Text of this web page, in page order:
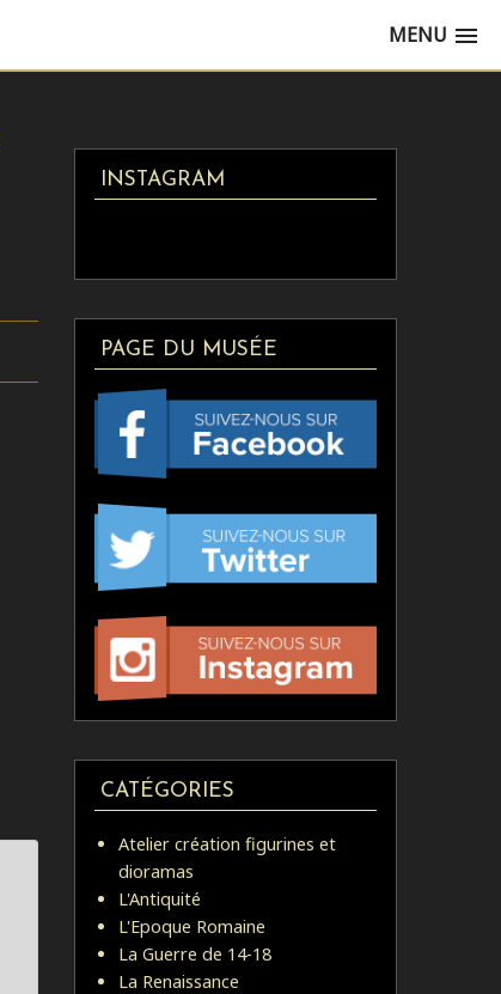
MENU
INSTAGRAM
PAGE DU MUSÉE
CATÉGORIES
Atelier création figurines et
dioramas
L'Antiquité
L'Epoque Romaine
La Guerre de 14-18
La Renaissance